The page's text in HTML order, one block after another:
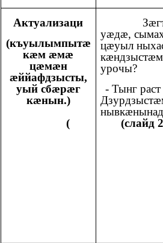
Актуализаци
(къуылымпытæ
кæм æмæ
цæмæн
æййафдзысты,
уый сбæрæг
кæнын.)
уæдæ,
цæуыл
урочы?
- Тынг раст
( (слайд